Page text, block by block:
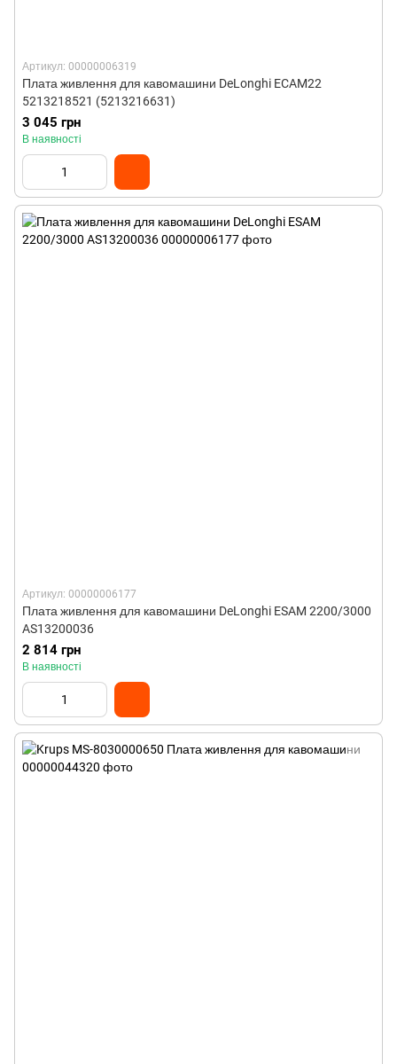
Артикул: 00000006319
Плата живлення для кавомашини DeLonghi ECAM22
5213218521 (5213216631)
3 045 грн
В наявності
Артикул: 00000006177
Плата живлення для кавомашини DeLonghi ESAM 2200/3000
AS13200036
2 814 грн
В наявності